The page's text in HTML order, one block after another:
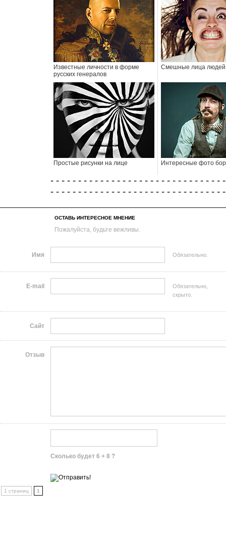
Известные личности в форме
русских генералов
Смешные лица людей
Простые рисунки на лице Интересные фото
- - - - - - - - - - - - - - - - - - - - - - - - - - - - - - -
- - - - - - - - - - - - - - - - - - - - - - - - - - - - - - -
ОСТАВЬ ИНТЕРЕСНОЕ МНЕНИЕ
Пожалуйста, будьте вежливы.
Имя Обязательно.
E-mail
Обязательно,
скрыто.
Сайт
Отзыв
Сколько будет 6 + 8 ?
1 страниц 1